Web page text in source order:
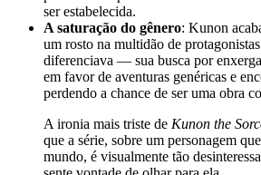
ser estabelecida.
A saturação do gênero: Kunon
um rosto na multidão de
diferenciava — sua busca por
em favor de aventuras genéricas e
perdendo a chance de ser uma obra
A ironia mais triste de Kunon the
que a série, sobre um personagem
mundo, é visualmente tão